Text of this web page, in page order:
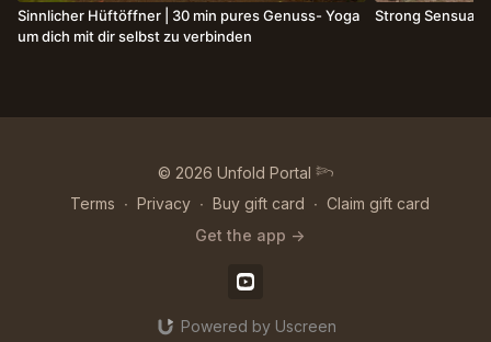
Sinnlicher Hüftöffner | 30 min pures Genuss- Yoga
um dich mit dir selbst zu verbinden
Strong Sensual
© 2026 Unfold Portal 𓆸
Terms ∙ Privacy ∙ Buy gift card ∙ Claim gift card
Get the app ->
Powered by Uscreen